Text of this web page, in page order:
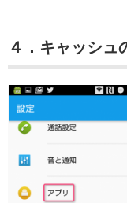
４．キャッシ